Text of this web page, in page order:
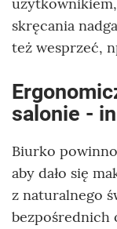
skręcania
też wesprzeć,
salonie -
Biurko
aby dało się
z naturalnego
bezpośrednich